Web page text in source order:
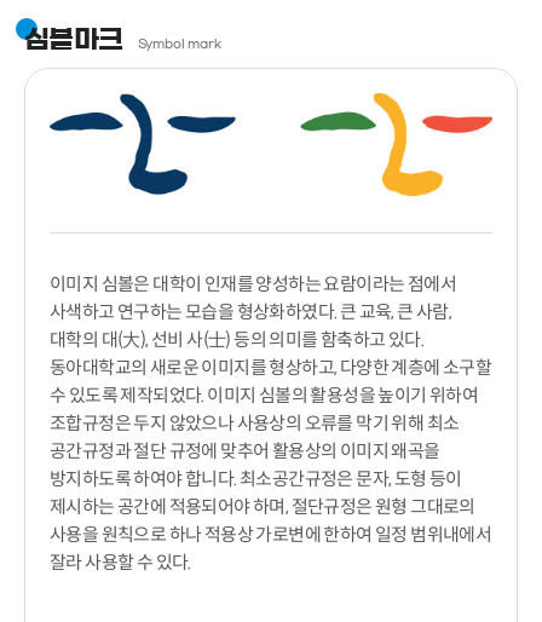
심볼마크 Symbol mark
이미지 심볼은 대학이 인재를 양성하는 요람이라는 점에서
사색하고 연구하는 모습을 형상화하였다. 큰 교육, 큰 사람,
대학의 대(大), 선비 사(士) 등의 의미를 함축하고 있다.
동아대학교의 새로운 이미지를 형상하고, 다양한 계층에 소구할
수 있도록 제작되었다. 이미지 심볼의 활용성을 높이기 위하여
조합규정은 두지 않았으나 사용상의 오류를 막기 위해 최소
공간규정과 절단 규정에 맞추어 활용상의 이미지 왜곡을
방지하도록 하여야 합니다. 최소공간규정은 문자, 도형 등이
제시하는 공간에 적용되어야 하며, 절단규정은 원형 그대로의
사용을 원칙으로 하나 적용상 가로변에 한하여 일정 범위내에서
잘라 사용할 수 있다.